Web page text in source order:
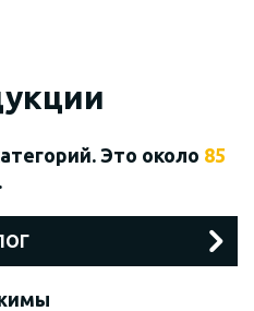
Это около 85